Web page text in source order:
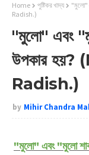
Home পুষ্টিকর খাদ্য
"মুলো"
Radish.)
"মুলো" এবং
উপকার
Radish.)
by Mihir Chandra
"মুলো" এবং "মুলো